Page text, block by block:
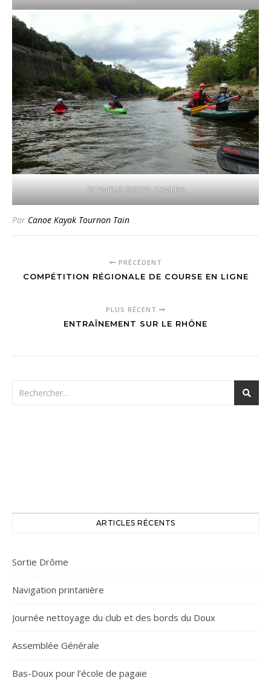
OLYMPUS DIGITAL CAMERA
Par Canoe Kayak Tournon Tain
PRÉCÉDENT
COMPÉTITION RÉGIONALE DE COURSE EN LIGNE
PLUS RÉCENT
ENTRAÎNEMENT SUR LE RHÔNE
ARTICLES RÉCENTS
Sortie Drôme
Navigation printanière
Journée nettoyage du club et des bords du Doux
Assemblée Générale
Bas-Doux pour l’école de pagaie